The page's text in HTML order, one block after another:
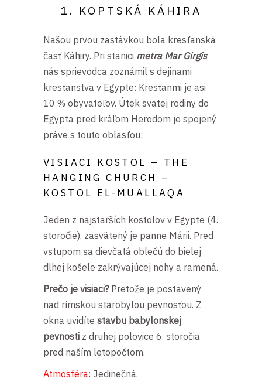
1. KOPTSKÁ KÁHIRA
Našou prvou zastávkou bola kresťanská
časť Káhiry. Pri stanici metra Mar Girgis
nás sprievodca zoznámil s dejinami
kresťanstva v Egypte: Kresťanmi je asi
10 % obyvateľov. Útek svätej rodiny do
Egypta pred kráľom Herodom je spojený
práve s touto oblasťou:
VISIACI KOSTOL – THE
HANGING CHURCH –
KOSTOL EL-MUALLAQA
Jeden z najstarších kostolov v Egypte (4.
storočie), zasvätený je panne Márii. Pred
vstupom sa dievčatá oblečú do bielej
dlhej košele zakrývajúcej nohy a ramená.
Prečo je visiaci?Pretože je postavený
nad rímskou starobylou pevnosťou. Z
okna uvidíte stavbu babylonskej
pevnosti z druhej polovice 6. storočia
pred naším letopočtom.
Atmosféra: Jedinečná.